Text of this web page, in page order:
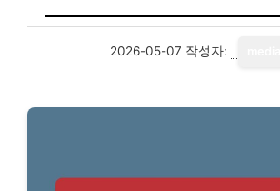
2026-05-07 작성자: